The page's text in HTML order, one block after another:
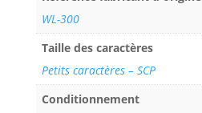
WL-300
Taille des caractères
Petits caractères – SCP
Conditionnement